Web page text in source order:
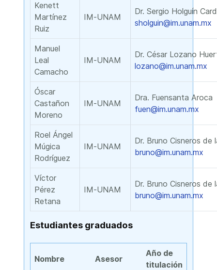
Kenett
Martínez
Ruiz
IM-UNAM
Dr. Sergio Holguín
sholguin@im.unam.mx
Manuel
Leal
Camacho
IM-UNAM
Dr. César Lozano
lozano@im.unam.mx
Óscar
Castañon
Moreno
IM-UNAM
Dra. Fuensanta Aroca
fuen@im.unam.mx
Roel Ángel
Múgica
Rodríguez
IM-UNAM
Dr. Bruno Cisneros de
bruno@im.unam.mx
Víctor
Pérez
Retana
IM-UNAM
Dr. Bruno Cisneros de
bruno@im.unam.mx
Estudiantes graduados
Nombre Asesor
Año de
titulación